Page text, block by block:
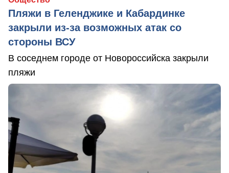
Пляжи в Геленджике и Кабардинке
закрыли из-за возможных атак со
стороны ВСУ
В соседнем городе от Новороссийска закрыли
пляжи